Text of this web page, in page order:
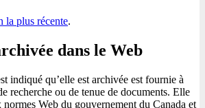
la plus récente.
dans le Web
indiqué qu’elle est archivée est fournie à
recherche ou de tenue de documents. Elle
normes Web du gouvernement du Canada et